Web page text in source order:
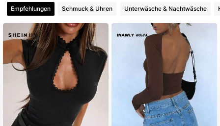
Empfehlungen Schmuck & Uhren Unterwäsche & Nachtwäsche